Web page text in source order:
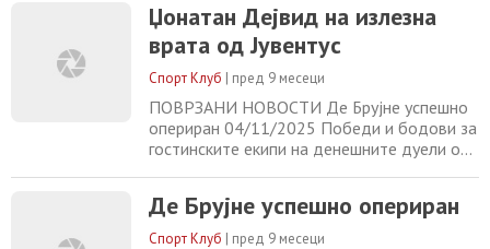
Анчелоти: Имам добри односи со
Винисиус, како и со другите играчи
04/11/2025
Џонатан Дејвид на излезна
врата од Јувентус
Спорт Клуб | пред 9 месеци
ПОВРЗАНИ НОВОСТИ Де Брујне успешно
опериран 04/11/2025 Победи и бодови за
гостинските екипи на денешните дуели од
играчи 04/11/2025 ТФТ „брка“ трета
победа во регионалната лига 04/11/2025
Де Брујне успешно опериран
Спорт Клуб | пред 9 месеци